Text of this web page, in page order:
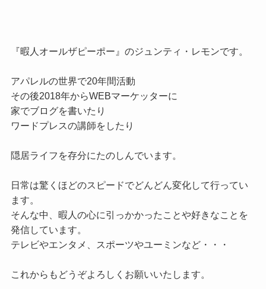
『暇人オールザピーポー』のジュンティ・レモンです。
アパレルの世界で20年間活動
その後2018年からWEBマーケッターに
家でブログを書いたり
ワードプレスの講師をしたり
隠居ライフを存分にたのしんでいます。
日常は驚くほどのスピードでどんどん変化して行ってい
ます。
そんな中、暇人の心に引っかかったことや好きなことを
発信しています。
テレビやエンタメ、スポーツやユーミンなど・・・
これからもどうぞよろしくお願いいたします。